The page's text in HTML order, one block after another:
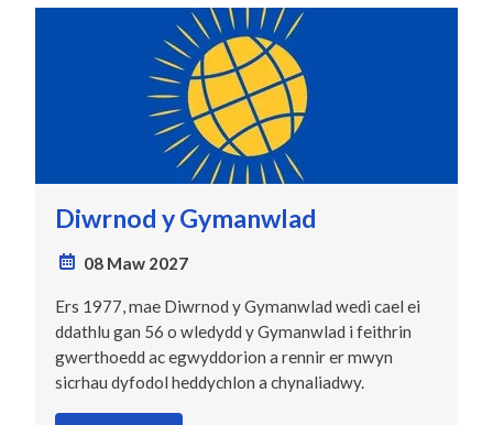
Diwrnod y Gymanwlad
08 Maw 2027
Ers 1977, mae Diwrnod y Gymanwlad wedi cael ei
ddathlu gan 56 o wledydd y Gymanwlad i feithrin
gwerthoedd ac egwyddorion a rennir er mwyn
sicrhau dyfodol heddychlon a chynaliadwy.